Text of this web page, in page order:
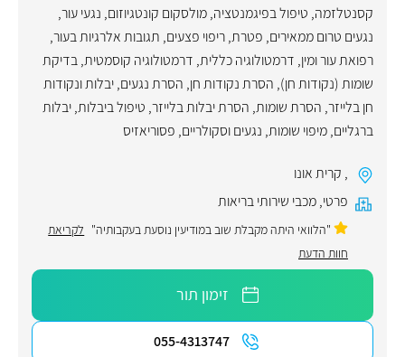
קסנטלזמה, טיפול בפיגמנטציה,מולסקום קונטגיוזום, נגעי עור,
נגעים טרום ממאירים, פטרת,ריפוי פצעים, תגובות אלרגיות בעור,
רפואת עור ומין, דרמטולוגיה כללית, דרמטולוגיה קוסמטית,בדיקת
שומות (נקודות חן), הסרת נקודות חן, הסרת נגעים, יבלות ונקודות
חן בלייזר, הסרת שומות, הסרת יבלות בלייזר, טיפול ביבלות,יבלות
ברגליים,מיפוי שומות, נגעים וסקולריים, פסוריאזיס
, קרית אונו
פרטי,מכבי שירותי בריאות
"הלוואי היתה מקבלת שוב במודיעין נוסעת בעקבותיה" לקריאת
חוות הדעת
זימון תור
055-4313747